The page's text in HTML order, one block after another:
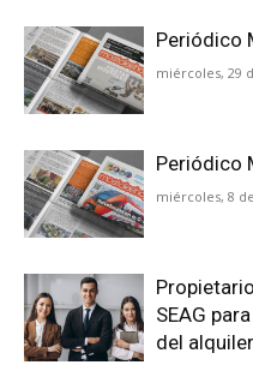
Periódico
miércoles, 29
Periódico
miércoles, 8
SEAG
del alquiler